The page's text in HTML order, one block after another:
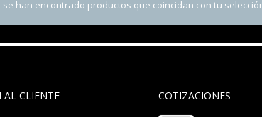
se han encontrado productos que coincidan con tu
AL CLIENTE COTIZACIONES